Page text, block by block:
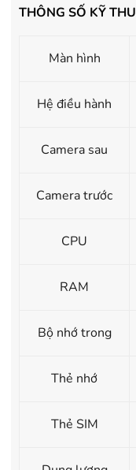
THÔNG SỐ KỸ
Màn hình
Hệ điều hành
Camera sau
Camera trước
CPU
RAM
Bộ nhớ trong
Thẻ nhớ
Thẻ SIM